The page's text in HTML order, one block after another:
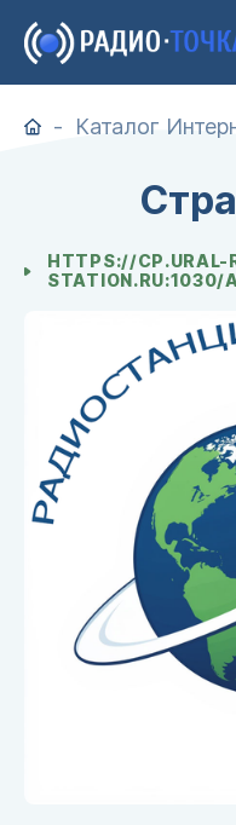
Каталог
HTTPS://CP.URAL-
STATION.RU:1030/